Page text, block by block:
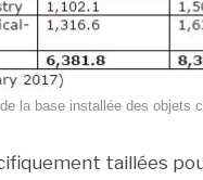
la base installée des objets
taillées